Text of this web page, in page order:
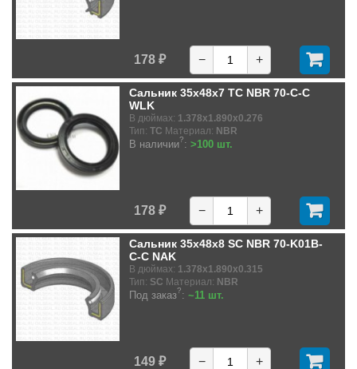
178 ₽ − +
Сальник 35x48x7 TC NBR 70-C-C
WLK
В дюймах: 1.378x1.890x0.276
Тип: TC Материал: NBR
В наличии?: >100 шт.
178 ₽ − +
Сальник 35x48x8 SC NBR 70-K01B-
C-C NAK
В дюймах: 1.378x1.890x0.315
Тип: SC Материал: NBR
Под заказ?: ~11 шт.
149 ₽ − +